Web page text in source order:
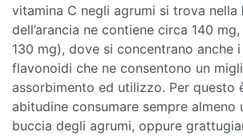
vitamina C negli agrumi si trova nella
dell’arancia ne contiene circa 140
130 mg), dove si concentrano anche
flavonoidi che ne consentono un
assorbimento ed utilizzo. Per questo
abitudine consumare sempre almeno
buccia degli agrumi, oppure